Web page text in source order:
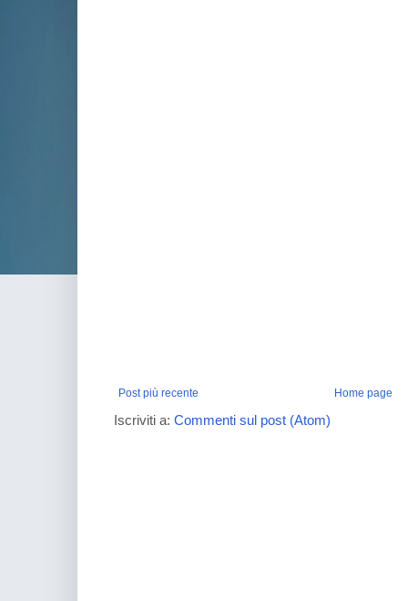
Post più recente Home page
Iscriviti a: Commenti sul post (Atom)